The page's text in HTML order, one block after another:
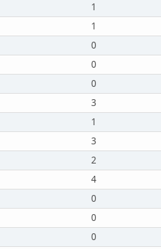
1
1
0
0
0
3
1
3
2
4
0
0
0